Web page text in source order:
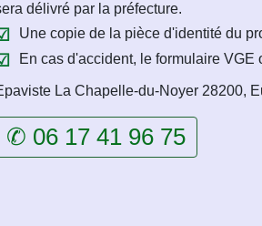
délivré par la préfecture.
Une copie de la pièce d'identité du
En cas d'accident, le formulaire VGE
La Chapelle-du-Noyer 28200,
✆ 06 17 41 96 75